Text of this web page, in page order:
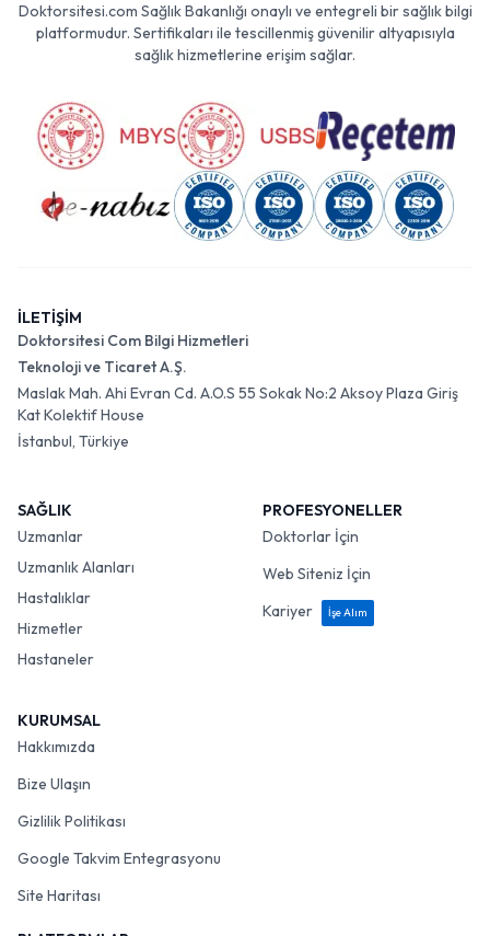
Doktorsitesi.com Sağlık Bakanlığı onaylı ve entegreli bir sağlık bilgi
platformudur. Sertifikaları ile tescillenmiş güvenilir altyapısıyla
sağlık hizmetlerine erişim sağlar.
İLETİŞİM
Doktorsitesi Com Bilgi Hizmetleri
Teknoloji ve Ticaret A.Ş.
Maslak Mah. Ahi Evran Cd. A.O.S 55 Sokak No:2 Aksoy Plaza Giriş
Kat Kolektif House
İstanbul, Türkiye
SAĞLIK
Uzmanlar
Uzmanlık Alanları
Hastalıklar
Hizmetler
Hastaneler
PROFESYONELLER
Doktorlar İçin
Web Siteniz İçin
Kariyer
İşe Alım
KURUMSAL
Hakkımızda
Bize Ulaşın
Gizlilik Politikası
Google Takvim Entegrasyonu
Site Haritası